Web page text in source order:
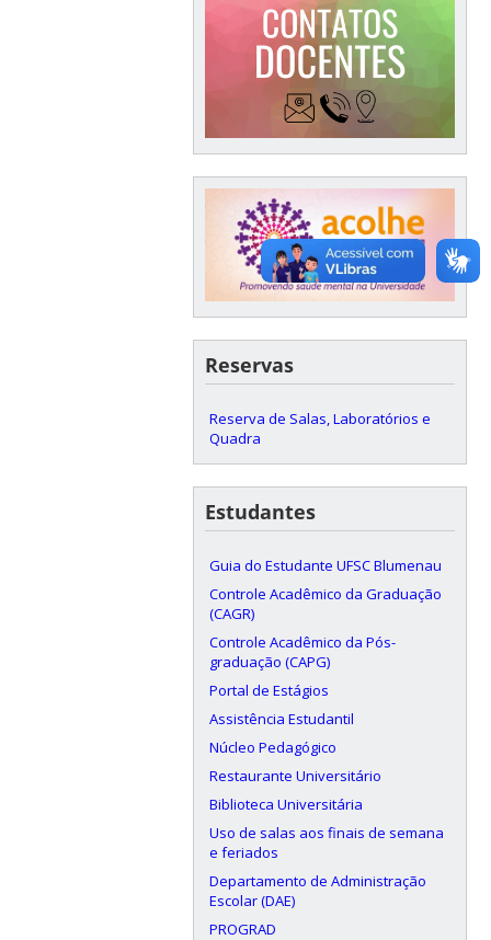
Reservas
Reserva de Salas, Laboratórios e
Quadra
Estudantes
Guia do Estudante UFSC Blumenau
Controle Acadêmico da Graduação
(CAGR)
Controle Acadêmico da Pós-
graduação (CAPG)
Portal de Estágios
Assistência Estudantil
Núcleo Pedagógico
Restaurante Universitário
Biblioteca Universitária
Uso de salas aos finais de semana
e feriados
Departamento de Administração
Escolar (DAE)
PROGRAD